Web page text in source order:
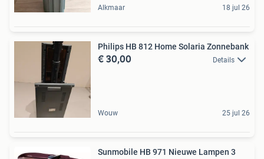
Alkmaar 18 jul 26
Philips HB 812 Home Solaria Zonnebank
€ 30,00 Details
Wouw 25 jul 26
Sunmobile HB 971 Nieuwe Lampen 3